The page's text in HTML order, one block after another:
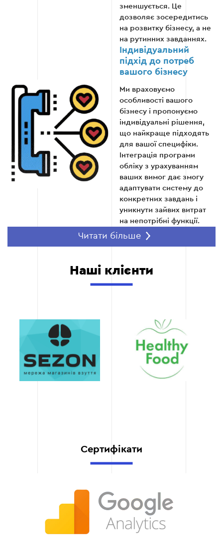
зменшується. Це
дозволяє зосередитись
на розвитку бізнесу, а не
на рутинних завданнях.
Індивідуальний
підхід до потреб
вашого бізнесу
Ми враховуємо
особливості вашого
бізнесу і пропонуємо
індивідуальні рішення,
що найкраще підходять
для вашої специфіки.
Інтеграція програми
обліку з урахуванням
ваших вимог дає змогу
адаптувати систему до
конкретних завдань і
уникнути зайвих витрат
на непотрібні функції.
Покращення
управління
залишками
Інтеграція програми
товарних залишків та
автоматично оновлювати
дані при зміні статусу
замовлень. Це знижує
ймовірність виникнення
ситуацій з відсутністю
постачальниками та
автоматизувати
комунікацію з
постачальниками,
покращуючи управління
Читати більше
Наші клієнти
Сертифікати